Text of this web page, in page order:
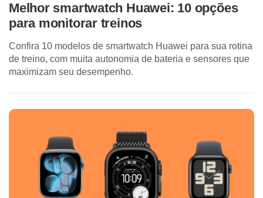
Melhor smartwatch Huawei: 10 opções
para monitorar treinos
Confira 10 modelos de smartwatch Huawei para sua rotina
de treino, com muita autonomia de bateria e sensores que
maximizam seu desempenho.